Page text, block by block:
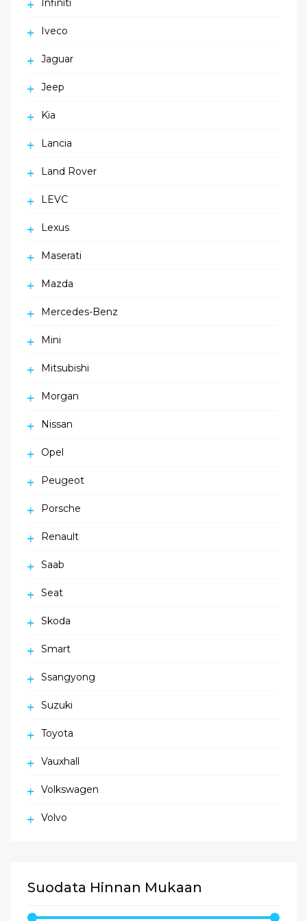
Infiniti
Iveco
Jaguar
Jeep
Kia
Lancia
Land Rover
LEVC
Lexus
Maserati
Mazda
Mercedes-Benz
Mini
Mitsubishi
Morgan
Nissan
Opel
Peugeot
Porsche
Renault
Saab
Seat
Skoda
Smart
Ssangyong
Suzuki
Toyota
Vauxhall
Volkswagen
Volvo
Suodata Hinnan Mukaan